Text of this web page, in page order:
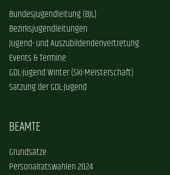
Bundesjugendleitung (BJL)
Bezirksjugendleitungen
Jugend- und Auszubildendenvertretung
Events & Termine
GDL-Jugend Winter (Ski-Meisterschaft)
Satzung der GDL-Jugend
BEAMTE
Grundsätze
Personalratswahlen 2024